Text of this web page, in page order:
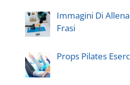
Immagini Di
Frasi
Props Pilates